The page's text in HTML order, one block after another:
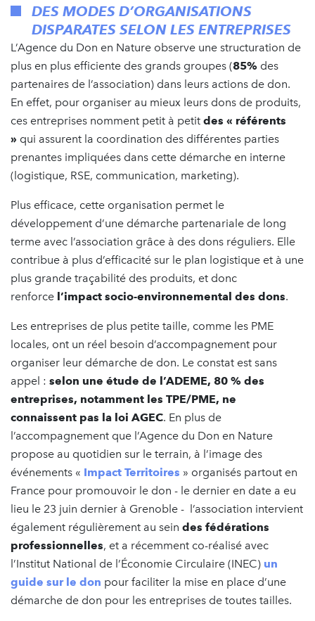
DES MODES D’ORGANISATIONS
DISPARATES SELON LES ENTREPRISES
L’Agence du Don en Nature observe une structuration de
plus en plus efficiente des grands groupes (85% des
partenaires de l’association) dans leurs actions de don.
En effet, pour organiser au mieux leurs dons de produits,
ces entreprises nomment petit à petit des « référents
» qui assurent la coordination des différentes parties
prenantes impliquées dans cette démarche en interne
(logistique, RSE, communication, marketing).
Plus efficace, cette organisation permet le
développement d’une démarche partenariale de long
terme avec l’association grâce à des dons réguliers. Elle
contribue à plus d’efficacité sur le plan logistique et à une
plus grande traçabilité des produits, et donc
renforce l’impact socio-environnemental des dons.
Les entreprises de plus petite taille, comme les PME
locales, ont un réel besoin d’accompagnement pour
organiser leur démarche de don. Le constat est sans
appel : selon une étude de l’ADEME, 80 % des
entreprises, notamment les TPE/PME, ne
connaissent pas la loi AGEC. En plus de
l’accompagnement que l’Agence du Don en Nature
propose au quotidien sur le terrain, à l’image des
événements « Impact Territoires » organisés partout en
France pour promouvoir le don - le dernier en date a eu
lieu le 23 juin dernier à Grenoble - l’association intervient
également régulièrement au sein des fédérations
professionnelles, et a récemment co-réalisé avec
l’Institut National de l’Économie Circulaire (INEC) un
guide sur le don pour faciliter la mise en place d’une
démarche de don pour les entreprises de toutes tailles.